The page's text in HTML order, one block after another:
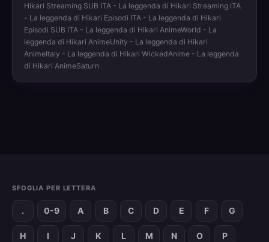
Hikari Streaming SUB ITA - La leggenda di Hikari Streaming ITA
- La leggenda di Hikari Episodi ITA - La leggenda di Hikari
Episodi SUB ITA - La leggenda di Hikari AnimeWorld - La
leggenda di Hikari AnimeUnity - La leggenda di Hikari
AnimeItaly - La leggenda di Hikari WickedAnime - La leggenda
di Hikari AnimeSaturn
SFOGLIA PER LETTERA
. 0-9 A B C D E F G
H I J K L M N O P